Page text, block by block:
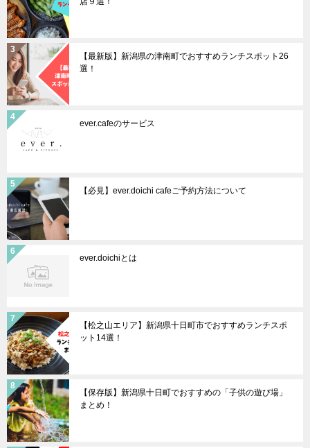
【最新版】新潟県の津南町でおすすめランチスポット26
選！
ever.cafeのサービス
【必見】ever.doichi cafeご予約方法について
ever.doichiとは
【松之山エリア】新潟県十日町市でおすすめランチスポ
ット14選！
【保存版】新潟県十日町でおすすめの「子供の遊び場」
まとめ！